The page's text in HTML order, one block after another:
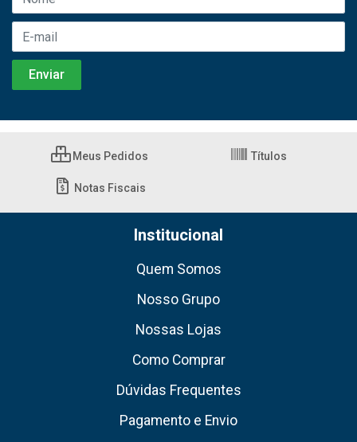
Meus Pedidos Títulos
Notas Fiscais
Institucional
Quem Somos
Nosso Grupo
Nossas Lojas
Como Comprar
Dúvidas Frequentes
Pagamento e Envio